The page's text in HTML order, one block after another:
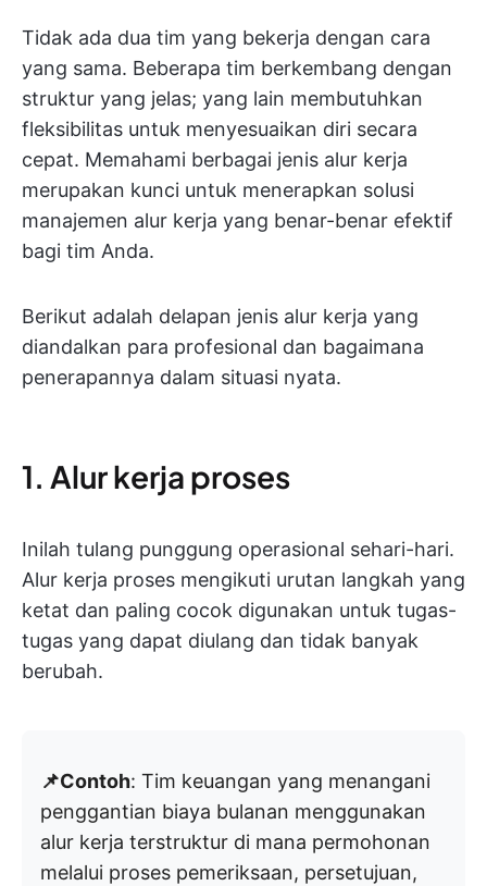
Tidak ada dua tim yang bekerja dengan cara
yang sama. Beberapa tim berkembang dengan
struktur yang jelas; yang lain membutuhkan
fleksibilitas untuk menyesuaikan diri secara
cepat. Memahami berbagai jenis alur kerja
merupakan kunci untuk menerapkan solusi
manajemen alur kerja yang benar-benar efektif
bagi tim Anda.
Berikut adalah delapan jenis alur kerja yang
diandalkan para profesional dan bagaimana
penerapannya dalam situasi nyata.
1. Alur kerja proses
Inilah tulang punggung operasional sehari-hari.
Alur kerja proses mengikuti urutan langkah yang
ketat dan paling cocok digunakan untuk tugas-
tugas yang dapat diulang dan tidak banyak
berubah.
📌Contoh: Tim keuangan yang menangani
penggantian biaya bulanan menggunakan
alur kerja terstruktur di mana permohonan
melalui proses pemeriksaan, persetujuan,